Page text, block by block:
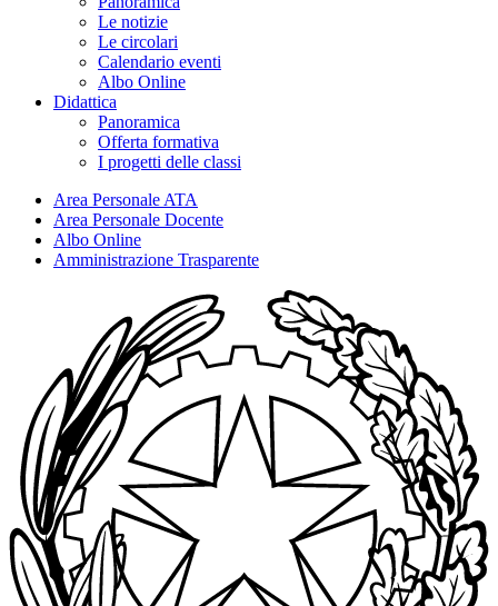
Le notizie
Le circolari
Calendario eventi
Albo Online
Didattica
Panoramica
Offerta formativa
I progetti delle classi
Area Personale ATA
Area Personale Docente
Albo Online
Amministrazione Trasparente